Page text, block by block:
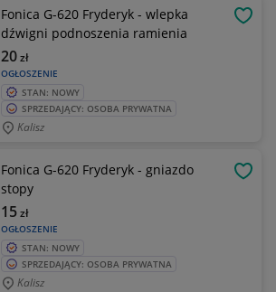
Fonica G-620 Fryderyk - wlepka
dźwigni podnoszenia ramienia
OGŁOSZENIE
20zł
STAN: NOWY
SPRZEDAJĄCY: OSOBA PRYWATNA
Kalisz
Fonica G-620 Fryderyk - gniazdo
stopy
OGŁOSZENIE
15zł
STAN: NOWY
SPRZEDAJĄCY: OSOBA PRYWATNA
Kalisz